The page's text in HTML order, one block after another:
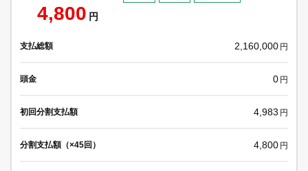
4,800 円
支払総額 2,160,000 円
頭金 0 円
初回分割支払額 4,983 円
分割支払額（×45回） 4,800 円